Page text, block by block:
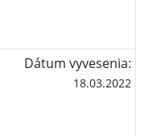
Dátum vyvesenia:
18.03.2022